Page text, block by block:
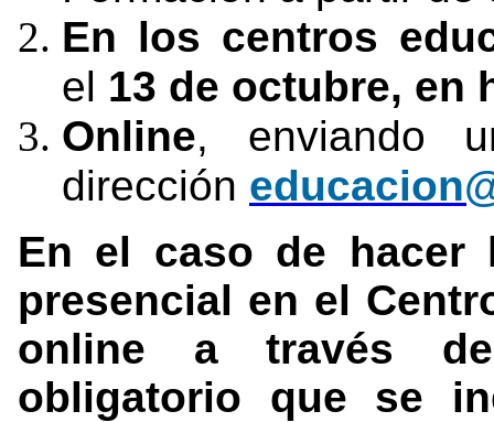
En los centros
el 13 de octubre, en
Online, enviando
dirección
En el caso de hacer
presencial en el
online a través
obligatorio que se